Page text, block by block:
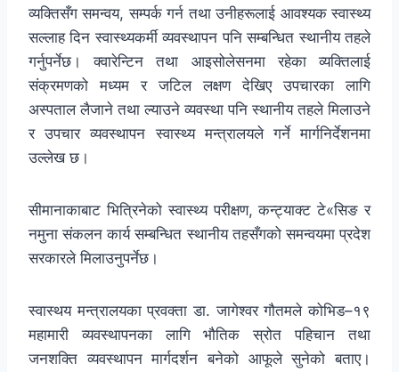
व्यक्तिसँग समन्वय, सम्पर्क गर्न तथा उनीहरूलाई आवश्यक स्वास्थ्य
सल्लाह दिन स्वास्थ्यकर्मी व्यवस्थापन पनि सम्बन्धित स्थानीय तहले
गर्नुपर्नेछ। क्वारेन्टिन तथा आइसोलेसनमा रहेका व्यक्तिलाई
संक्रमणको मध्यम र जटिल लक्षण देखिए उपचारका लागि
अस्पताल लैजाने तथा ल्याउने व्यवस्था पनि स्थानीय तहले मिलाउने
र उपचार व्यवस्थापन स्वास्थ्य मन्त्रालयले गर्ने मार्गनिर्देशनमा
उल्लेख छ।
सीमानाकाबाट भित्रिनेको स्वास्थ्य परीक्षण, कन्ट्याक्ट टे«सिङ र
नमुना संकलन कार्य सम्बन्धित स्थानीय तहसँगको समन्वयमा प्रदेश
सरकारले मिलाउनुपर्नेछ।
स्वास्थय मन्त्रालयका प्रवक्ता डा. जागेश्वर गौतमले कोभिड–१९
महामारी व्यवस्थापनका लागि भौतिक स्रोत पहिचान तथा
जनशक्ति व्यवस्थापन मार्गदर्शन बनेको आफूले सुनेको बताए।